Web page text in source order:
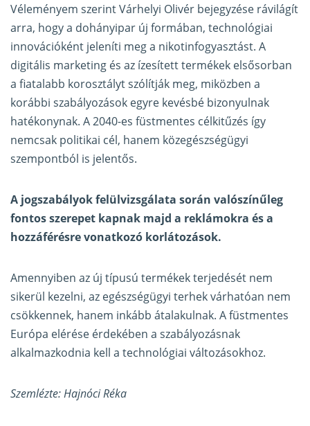
Véleményem szerint Várhelyi Olivér bejegyzése rávilágít
arra, hogy a dohányipar új formában, technológiai
innovációként jeleníti meg a nikotinfogyasztást. A
digitális marketing és az ízesített termékek elsősorban
a fiatalabb korosztályt szólítják meg, miközben a
korábbi szabályozások egyre kevésbé bizonyulnak
hatékonynak. A 2040-es füstmentes célkitűzés így
nemcsak politikai cél, hanem közegészségügyi
szempontból is jelentős.
A jogszabályok felülvizsgálata során valószínűleg
fontos szerepet kapnak majd a reklámokra és a
hozzáférésre vonatkozó korlátozások.
Amennyiben az új típusú termékek terjedését nem
sikerül kezelni, az egészségügyi terhek várhatóan nem
csökkennek, hanem inkább átalakulnak. A füstmentes
Európa elérése érdekében a szabályozásnak
alkalmazkodnia kell a technológiai változásokhoz.
Szemlézte: Hajnóci Réka